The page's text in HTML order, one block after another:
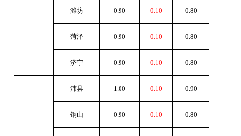
潍坊 0.90 0.10 0.80
菏泽 0.90 0.10 0.80
济宁 0.90 0.10 0.80
沛县 1.00 0.10 0.90
铜山 0.90 0.10 0.80